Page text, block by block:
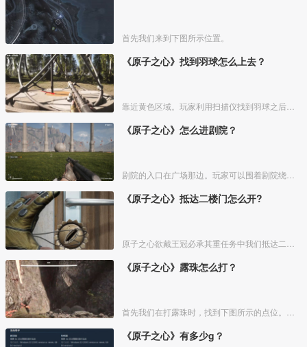
首先我们来到下图所示位置。
《原子之心》找到羽球怎么上去？
《原子之心》怎么进剧院？
《原子之心》抵达二楼门怎么开?
《原子之心》露珠怎么打？
《原子之心》有多少g？